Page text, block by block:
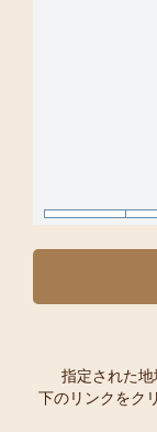
指定された地
下のリンクをク